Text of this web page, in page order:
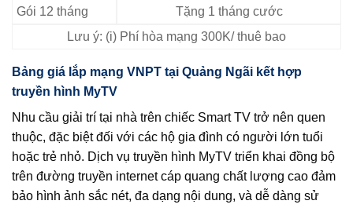
Gói 12 tháng
Tặng 1 tháng cước
Lưu ý: (i) Phí hòa mạng 300K/ thuê bao
Bảng giá lắp mạng VNPT tại Quảng Ngãi kết hợp
truyền hình MyTV
Nhu cầu giải trí tại nhà trên chiếc Smart TV trở nên quen
thuộc, đặc biệt đối với các hộ gia đình có người lớn tuổi
hoặc trẻ nhỏ. Dịch vụ truyền hình MyTV triển khai đồng bộ
trên đường truyền internet cáp quang chất lượng cao đảm
bảo hình ảnh sắc nét, đa dạng nội dung, và dễ dàng sử